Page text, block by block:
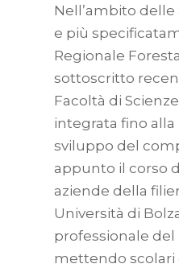
Nell’ambito
e più
Regionale
sottoscritto
Facoltà di
integrata fino
sviluppo del
appunto il corso
aziende della
Università di
professionale del
mettendo scolari